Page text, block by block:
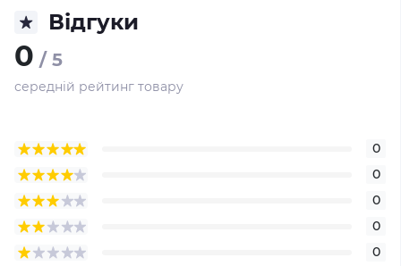
Відгуки
0 / 5
середній рейтинг товару
0
0
0
0
0